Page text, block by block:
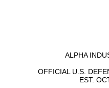
ALPHA
OFFICIAL U.S.
EST.